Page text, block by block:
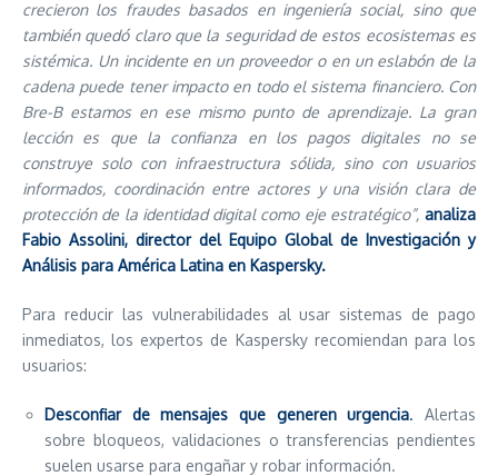
crecieron los fraudes basados en ingeniería social, sino que
también quedó claro que la seguridad de estos ecosistemas es
sistémica. Un incidente en un proveedor o en un eslabón de la
cadena puede tener impacto en todo el sistema financiero. Con
Bre-B estamos en ese mismo punto de aprendizaje. La gran
lección es que la confianza en los pagos digitales no se
construye solo con infraestructura sólida, sino con usuarios
informados, coordinación entre actores y una visión clara de
protección de la identidad digital como eje estratégico”, analiza
Fabio Assolini, director del Equipo Global de Investigación y
Análisis para América Latina en Kaspersky.
Para reducir las vulnerabilidades al usar sistemas de pago
inmediatos, los expertos de Kaspersky recomiendan para los
usuarios:
Desconfiar de mensajes que generen urgencia. Alertas
sobre bloqueos, validaciones o transferencias pendientes
suelen usarse para engañar y robar información.